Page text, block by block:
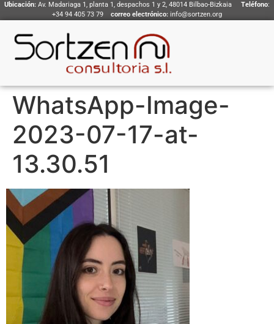
Ubicación: Av. Madariaga 1, planta 1, despachos 1 y 2, 48014 Bilbao-Bizkaia Teléfono:
+34 94 405 73 79
correo electrónico: info@sortzen.org
WhatsApp-Image-
2023-07-17-at-
13.30.51